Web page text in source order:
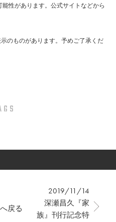
性があります。公式サイトなどから
のものがあります。予めご了承くだ
2019/11/14
深瀬昌久『家
族』刊行記念特
戻る